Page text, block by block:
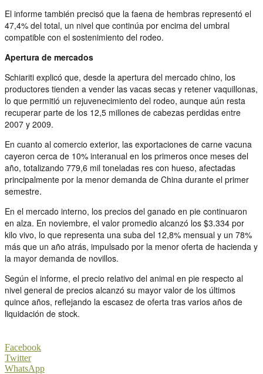
El informe también precisó que la faena de hembras representó el
47,4% del total, un nivel que continúa por encima del umbral
compatible con el sostenimiento del rodeo.
Apertura de mercados
Schiariti explicó que, desde la apertura del mercado chino, los
productores tienden a vender las vacas secas y retener vaquillonas,
lo que permitió un rejuvenecimiento del rodeo, aunque aún resta
recuperar parte de los 12,5 millones de cabezas perdidas entre
2007 y 2009.
En cuanto al comercio exterior, las exportaciones de carne vacuna
cayeron cerca de 10% interanual en los primeros once meses del
año, totalizando 779,6 mil toneladas res con hueso, afectadas
principalmente por la menor demanda de China durante el primer
semestre.
En el mercado interno, los precios del ganado en pie continuaron
en alza. En noviembre, el valor promedio alcanzó los $3.334 por
kilo vivo, lo que representa una suba del 12,8% mensual y un 78%
más que un año atrás, impulsado por la menor oferta de hacienda y
la mayor demanda de novillos.
Según el informe, el precio relativo del animal en pie respecto al
nivel general de precios alcanzó su mayor valor de los últimos
quince años, reflejando la escasez de oferta tras varios años de
liquidación de stock.
Facebook
Twitter
WhatsApp